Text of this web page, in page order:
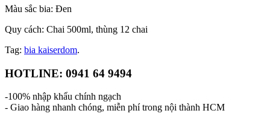
Màu sắc bia: Đen
Quy cách: Chai 500ml, thùng 12 chai
Tag: bia kaiserdom.
HOTLINE: 0941 64 9494
-100% nhập khẩu chính ngạch
- Giao hàng nhanh chóng, miễn phí trong nội thành HCM